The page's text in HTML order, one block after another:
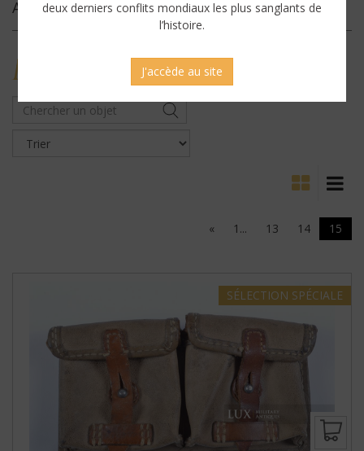
Archives
MILITARYANTIQUES
« 1... 13 14 15
SÉLECTION SPÉCIALE
deux derniers conflits mondiaux les plus sanglants de
l’histoire.
J'accède au site